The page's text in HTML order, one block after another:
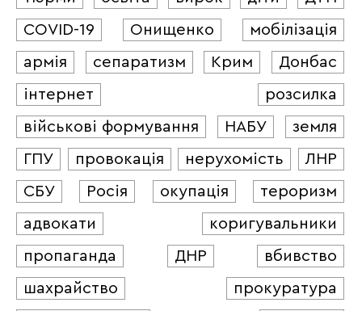
COVID-19
Онищенко
мобілізація
армія
сепаратизм Крим
Донбас
інтернет
розсилка
військові формування
НАБУ
земля
ГПУ
провокація нерухомість
ЛНР
СБУ
Росія окупація
тероризм
адвокати
коригувальники
пропаганда
ДНР
вбивство
шахрайство
прокуратура